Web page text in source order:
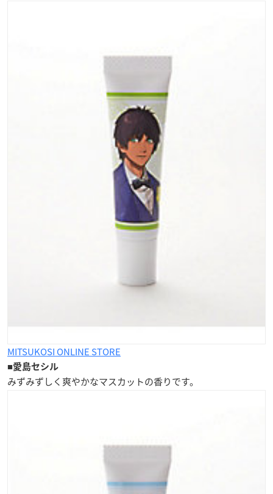
MITSUKOSI ONLINE STORE
■愛島セシル
みずみずしく爽やかなマスカットの香りです。